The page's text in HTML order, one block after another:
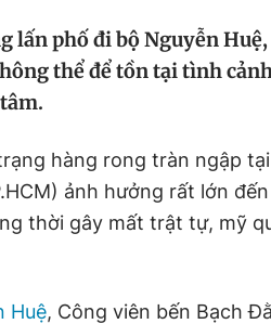
phố đi bộ Nguyễn Huệ,
thể để tồn tại tình
hàng rong tràn ngập
ảnh hưởng rất lớn
thời gây mất trật tự, mỹ
Huệ, Công viên bến Bạch